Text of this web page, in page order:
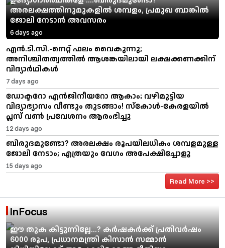
അരലക്ഷത്തിനുമുകളിൽ ശമ്പളം, പ്രമുഖ ബാങ്കിൽ
ജോലി നേടാൻ അവസരം
6 days ago
എൻ.ടി.സി.-നെറ്റ് ഫലം വൈകുന്നു;
അനിശ്ചിതത്വത്തിൽ ആശങ്കയിലായി ലക്ഷക്കണക്കിന്
വിദ്യാർഥികൾ
7 days ago
ഡോക്ടറോ എൻജിനീയറോ ആകാം; വഴിമുട്ടിയ
വിദ്യാഭ്യാസം വീണ്ടും തുടങ്ങാം! സ്കോൾ-കേരളയിൽ
പ്ലസ് വൺ പ്രവേശനം ആരംഭിച്ചു
12 days ago
ബിരുദമുണ്ടോ? അരലക്ഷം രൂപയിലധികം ശമ്പളമുള്ള
ജോലി നേടാം; എത്രയും വേ​ഗം അപേക്ഷിച്ചോളൂ
15 days ago
Read More >>
InFocus
ഈ തുക കിട്ടുന്നില്ലേ...? കർഷകർക്ക് പ്രതിവർഷം
6000 രൂപ, പ്രധാനമന്ത്രി കിസാൻ സമ്മാൻ